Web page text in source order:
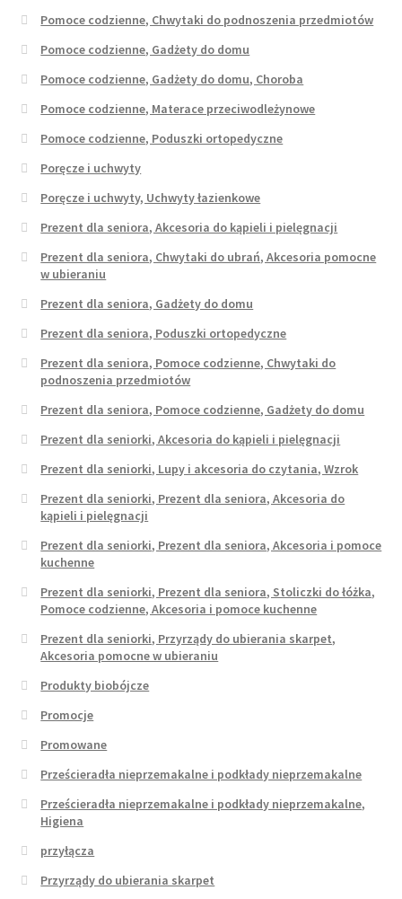
Pomoce codzienne, Chwytaki do podnoszenia przedmiotów
Pomoce codzienne, Gadżety do domu
Pomoce codzienne, Gadżety do domu, Choroba
Pomoce codzienne, Materace przeciwodleżynowe
Pomoce codzienne, Poduszki ortopedyczne
Poręcze i uchwyty
Poręcze i uchwyty, Uchwyty łazienkowe
Prezent dla seniora, Akcesoria do kąpieli i pielęgnacji
Prezent dla seniora, Chwytaki do ubrań, Akcesoria pomocne
w ubieraniu
Prezent dla seniora, Gadżety do domu
Prezent dla seniora, Poduszki ortopedyczne
Prezent dla seniora, Pomoce codzienne, Chwytaki do
podnoszenia przedmiotów
Prezent dla seniora, Pomoce codzienne, Gadżety do domu
Prezent dla seniorki, Akcesoria do kąpieli i pielęgnacji
Prezent dla seniorki, Lupy i akcesoria do czytania, Wzrok
Prezent dla seniorki, Prezent dla seniora, Akcesoria do
kąpieli i pielęgnacji
Prezent dla seniorki, Prezent dla seniora, Akcesoria i pomoce
kuchenne
Prezent dla seniorki, Prezent dla seniora, Stoliczki do łóżka,
Pomoce codzienne, Akcesoria i pomoce kuchenne
Prezent dla seniorki, Przyrządy do ubierania skarpet,
Akcesoria pomocne w ubieraniu
Produkty biobójcze
Promocje
Promowane
Prześcieradła nieprzemakalne i podkłady nieprzemakalne
Prześcieradła nieprzemakalne i podkłady nieprzemakalne,
Higiena
przyłącza
Przyrządy do ubierania skarpet